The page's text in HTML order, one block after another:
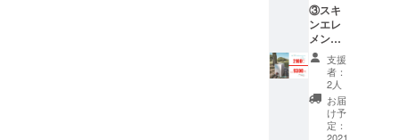
③スキ
ンエレ
メント
ロー
ショ
ン
2000ml
3箱
販売価
支援
者：
2人
お届
け予
定：
2021